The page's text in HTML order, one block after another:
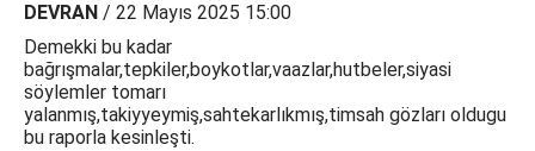
DEVRAN / 22 Mayıs 2025 15:00
Demekki bu kadar
bağrışmalar,tepkiler,boykotlar,vaazlar,hutbeler,siyasi
söylemler tomarı
yalanmış,takiyyeymiş,sahtekarlıkmış,timsah gözları oldugu
bu raporla kesinleşti.